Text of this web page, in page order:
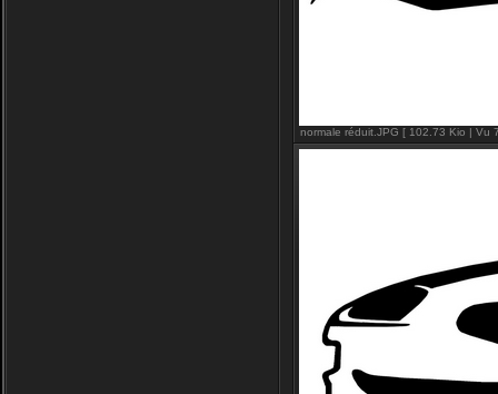
normale réduit.JPG [ 102.73 Kio | Vu